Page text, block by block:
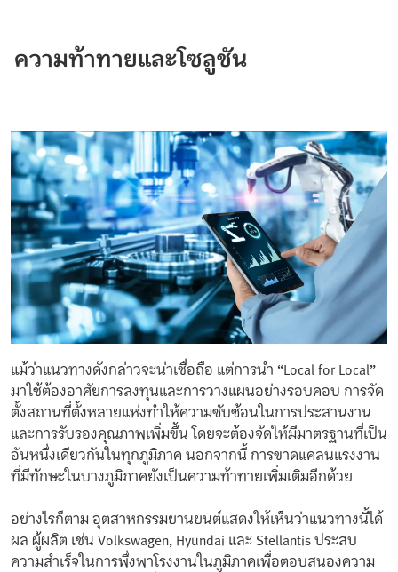
ความท้าทายและโซลูชัน
แม้ว่าแนวทางดังกล่าวจะน่าเชื่อถือ แต่การนำ “Local for Local”
มาใช้ต้องอาศัยการลงทุนและการวางแผนอย่างรอบคอบ การจัด
ตั้งสถานที่ตั้งหลายแห่งทำให้ความซับซ้อนในการประสานงาน
และการรับรองคุณภาพเพิ่มขึ้น โดยจะต้องจัดให้มีมาตรฐานที่เป็น
อันหนึ่งเดียวกันในทุกภูมิภาค นอกจากนี้ การขาดแคลนแรงงาน
ที่มีทักษะในบางภูมิภาคยังเป็นความท้าทายเพิ่มเติมอีกด้วย
อย่างไรก็ตาม อุตสาหกรรมยานยนต์แสดงให้เห็นว่าแนวทางนี้ได้
ผล ผู้ผลิต เช่น Volkswagen, Hyundai และ Stellantis ประสบ
ความสำเร็จในการพึ่งพาโรงงานในภูมิภาคเพื่อตอบสนองความ